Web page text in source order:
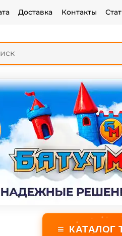
Доставка Контакты
≡ КАТАЛОГ